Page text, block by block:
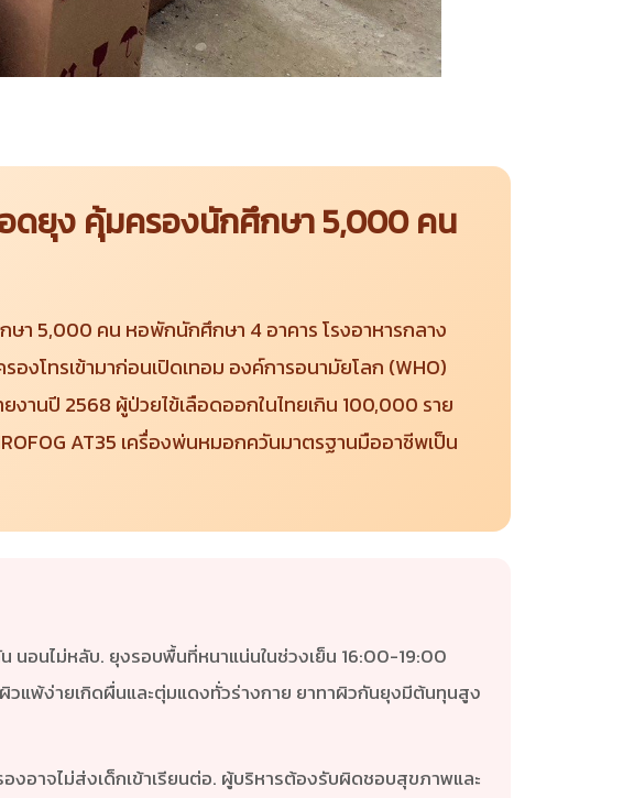
ดยุง คุ้มครองนักศึกษา 5,000 คน
า 5,000 คน หอพักนักศึกษา 4 อาคาร โรงอาหารกลาง
โทรเข้ามาก่อนเปิดเทอม องค์การอนามัยโลก (WHO)
านปี 2568 ผู้ป่วยไข้เลือดออกในไทยเกิน 100,000 ราย
AT35 เครื่องพ่นหมอกควันมาตรฐานมืออาชีพเป็น
นอนไม่หลับ. ยุงรอบพื้นที่หนาแน่นในช่วงเย็น 16:00-19:00
แพ้ง่ายเกิดผื่นและตุ่มแดงทั่วร่างกาย ยาทาผิวกันยุงมีต้นทุนสูง
อาจไม่ส่งเด็กเข้าเรียนต่อ. ผู้บริหารต้องรับผิดชอบสุขภาพและ